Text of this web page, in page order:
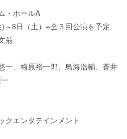
・ホールA
～8日（土）※全３回公演を予定
翁
一、梅原裕一郎、鳥海浩輔、蒼井
クエンタテインメント